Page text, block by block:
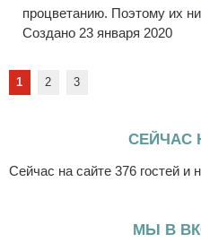
процветанию. Поэтому их
Создано 23 января 2020
1 2 3
СЕЙЧАС
Сейчас на сайте 376 гостей и
МЫ В